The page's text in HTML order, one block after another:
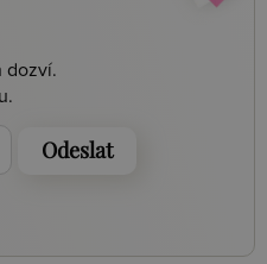
dozví.
Odeslat